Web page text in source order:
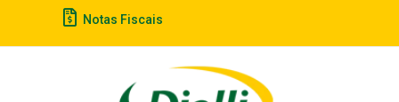
Notas Fiscais